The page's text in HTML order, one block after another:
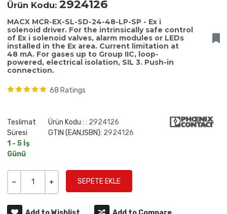
Ürün Kodu: 2924126
MACX MCR-EX-SL-SD-24-48-LP-SP - Ex i
solenoid driver. For the intrinsically safe control
of Ex i solenoid valves, alarm modules or LEDs
installed in the Ex area. Current limitation at
48 mA. For gases up to Group IIC, loop-
powered, electrical isolation, SIL 3. Push-in
connection.
68 Ratings
Teslimat
Süresi
1 - 5 İş
Günü
Ürün Kodu : : 2924126
GTIN (EAN,ISBN): 2924126